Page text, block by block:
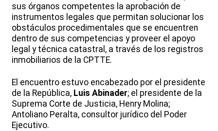
sus órganos competentes la aprobación de
instrumentos legales que permitan solucionar los
obstáculos procedimentales que se encuentren
dentro de sus competencias y proveer el apoyo
legal y técnica catastral, a través de los registros
inmobiliarios de la CPTTE.
El encuentro estuvo encabezado por el presidente
de la República, Luis Abinader; el presidente de la
Suprema Corte de Justicia, Henry Molina;
Antoliano Peralta, consultor jurídico del Poder
Ejecutivo.